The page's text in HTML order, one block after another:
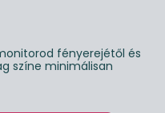
fényerejétől és
színe minimálisan